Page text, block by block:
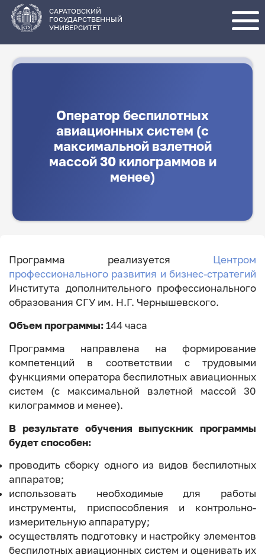
основному
содержанию
САРАТОВСКИЙ
ГОСУДАРСТВЕННЫЙ
УНИВЕРСИТЕТ
Оператор беспилотных
авиационных систем (с
максимальной взлетной
массой 30 килограммов и
менее)
Программа реализуется Центром
профессионального развития и бизнес-стратегий
Института дополнительного профессионального
образования СГУ им. Н.Г. Чернышевского.
Объем программы:144 часа
Программа направлена на формирование
компетенций в соответствии с трудовыми
функциями оператора беспилотных авиационных
систем (с максимальной взлетной массой 30
килограммов и менее).
В результате обучения выпускник программы
будет способен:
проводить сборку одного из видов беспилотных
аппаратов;
использовать необходимые для работы
инструменты, приспособления и контрольно-
измерительную аппаратуру;
осуществлять подготовку и настройку элементов
беспилотных авиационных систем и оценивать их